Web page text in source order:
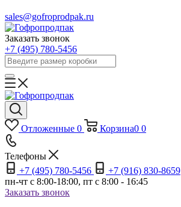
sales@gofroprodpak.ru
Заказать звонок
+7 (495) 780-5456
Отложенные 0 Корзина0 0
Телефоны
+7 (495) 780-5456
+7 (916) 830-8659
пн-чт c 8:00-18:00, пт с 8:00 - 16:45
Заказать звонок